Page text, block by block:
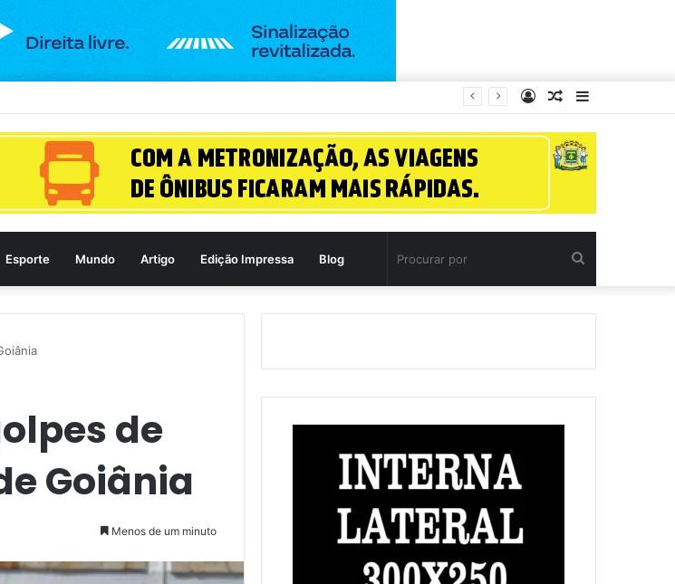
Barra
Lateral
Artigo
aleatório
Entrar
Esporte Mundo Artigo Edição Impressa Blog
por
de
Goiânia
Menos de um minuto